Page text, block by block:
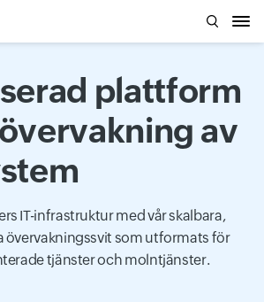
plattform
av
IT-infrastruktur med vår skalbara,
övervakningssvit som utformats för
tjänster och molntjänster.